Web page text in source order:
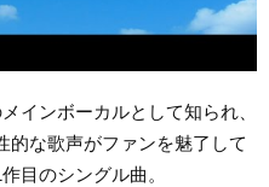
インボーカルとして知られ、
的な歌声がファンを魅了して
目のシングル曲。